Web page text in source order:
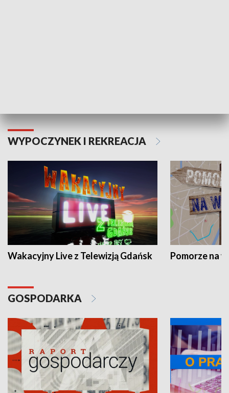
WYPOCZYNEK I REKREACJA
Wakacyjny Live z Telewizją Gdańsk Pomorze na
GOSPODARKA